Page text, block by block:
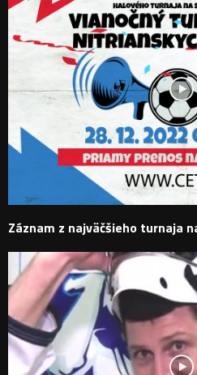
Záznam z najväčšieho turnaja